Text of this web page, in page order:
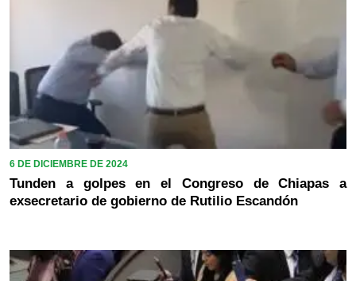
6 DE DICIEMBRE DE 2024
Tunden a golpes en el Congreso de Chiapas a
exsecretario de gobierno de Rutilio Escandón